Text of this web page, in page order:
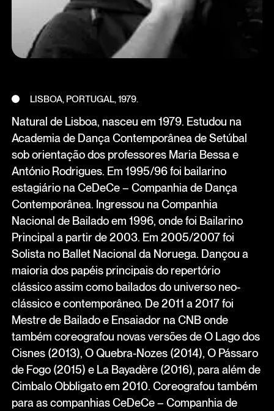
LISBOA, PORTUGAL, 1979.
Natural de Lisboa, nasceu em 1979. Estudou na
Academia de Dança Contemporânea de Setúbal
sob orientação dos professores Maria Bessa e
António Rodrigues. Em 1995/96 foi bailarino
estagiário na CeDeCe – Companhia de Dança
Contemporânea. Ingressou na Companhia
Nacional de Bailado em 1996, onde foi Bailarino
Principal a partir de 2003. Em 2005/2007 foi
Solista no Ballet Nacional da Noruega. Dançou a
maioria dos papéis principais do repertório
clássico assim como bailados do universo neo-
clássico e contemporâneo. De 2011 a 2017 foi
Mestre de Bailado e Ensaiador na CNB onde
também coreografou novas versões de O Lago dos
Cisnes (2013), O Quebra-Nozes (2014), O Pássaro
de Fogo (2015) e La Bayadère (2016), para além de
Cimbalo Obbligato em 2010. Coreografou também
para as companhias CeDeCe – Companhia de